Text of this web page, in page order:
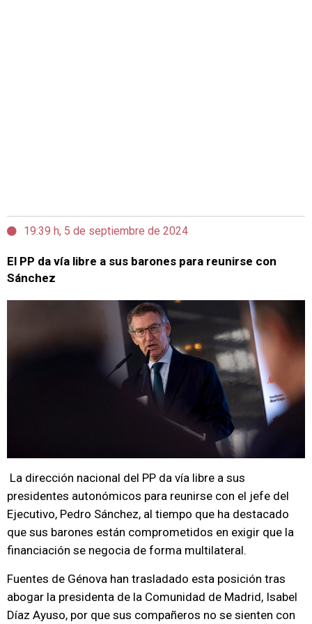
19:39 h, 5 de septiembre de 2024
El PP da vía libre a sus barones para reunirse con
Sánchez
La dirección nacional del PP da vía libre a sus
presidentes autonómicos para reunirse con el jefe del
Ejecutivo, Pedro Sánchez, al tiempo que ha destacado
que sus barones están comprometidos en exigir que la
financiación se negocia de forma multilateral.
Fuentes de Génova han trasladado esta posición tras
abogar la presidenta de la Comunidad de Madrid, Isabel
Díaz Ayuso, por que sus compañeros no se sienten con